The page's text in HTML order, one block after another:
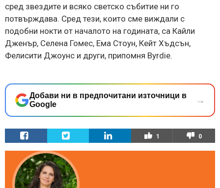
сред звездите и всяко светско събитие ни го
потвърждава. Сред тези, които сме виждали с
подобни нокти от началото на годината, са Кайли
Дженър, Селена Гомес, Ема Стоун, Кейт Хъдсън,
Фелисити Джоунс и други, припомня Byrdie.
Добави ни в предпочитани източници в
Google
→
1 0